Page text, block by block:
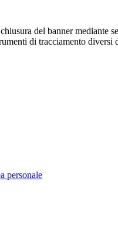
del banner
di tracciamento diversi
personale